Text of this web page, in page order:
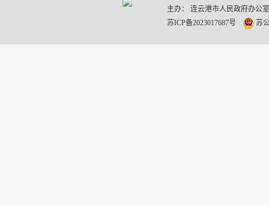
主办： 连云港市人民政府办
苏ICP备2023017687号
苏